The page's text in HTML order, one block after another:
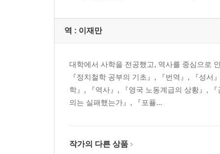
역 : 이재만
대학에서 사학을 전공했고, 역사를 중심으로
『정치철학 공부의 기초』, 『번역』, 『성
학』, 『역사』, 『영국 노동계급의 상황』,
의는 실패했는가』, 『포퓰...
작가의 다른 상품